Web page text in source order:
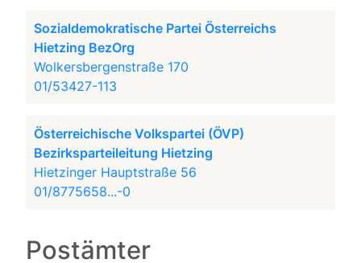
Sozialdemokratische Partei Österreichs
Hietzing BezOrg
Wolkersbergenstraße 170
01/53427-113
Österreichische Volkspartei (ÖVP)
Bezirksparteileitung Hietzing
Hietzinger Hauptstraße 56
01/8775658...-0
Postämter